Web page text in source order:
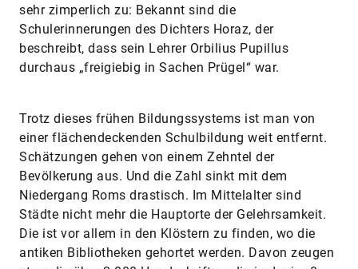
sehr zimperlich zu: Bekannt sind die
Schulerinnerungen des Dichters Horaz, der
beschreibt, dass sein Lehrer Orbilius Pupillus
durchaus „freigiebig in Sachen Prügel“ war.
Trotz dieses frühen Bildungssystems ist man von
einer flächendeckenden Schulbildung weit entfernt.
Schätzungen gehen von einem Zehntel der
Bevölkerung aus. Und die Zahl sinkt mit dem
Niedergang Roms drastisch. Im Mittelalter sind
Städte nicht mehr die Hauptorte der Gelehrsamkeit.
Die ist vor allem in den Klöstern zu finden, wo die
antiken Bibliotheken gehortet werden. Davon zeugen